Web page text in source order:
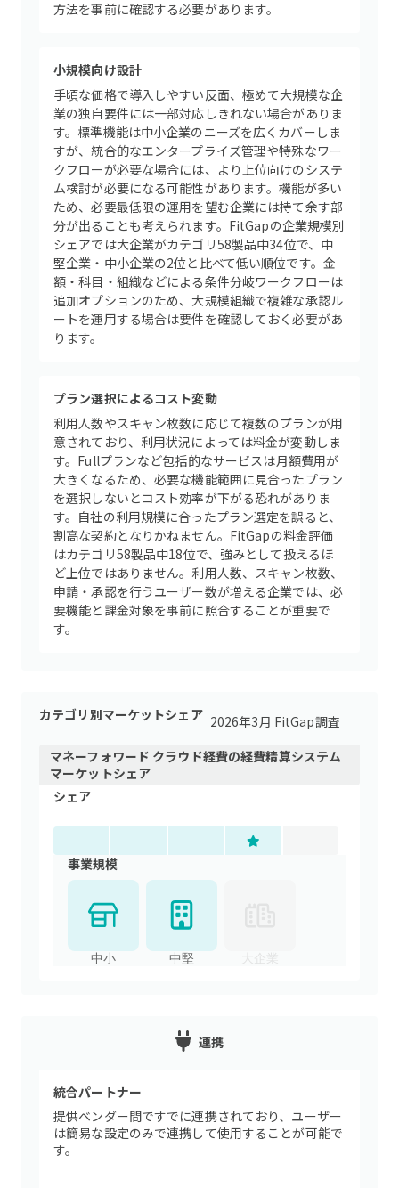
方法を事前に確認する必要があります。
小規模向け設計
手頃な価格で導入しやすい反面、極めて大規模な企
業の独自要件には一部対応しきれない場合がありま
す。標準機能は中小企業のニーズを広くカバーしま
すが、統合的なエンタープライズ管理や特殊なワー
クフローが必要な場合には、より上位向けのシステ
ム検討が必要になる可能性があります。機能が多い
ため、必要最低限の運用を望む企業には持て余す部
分が出ることも考えられます。FitGapの企業規模別
シェアでは大企業がカテゴリ58製品中34位で、中
堅企業・中小企業の2位と比べて低い順位です。金
額・科目・組織などによる条件分岐ワークフローは
追加オプションのため、大規模組織で複雑な承認ル
ートを運用する場合は要件を確認しておく必要があ
ります。
プラン選択によるコスト変動
利用人数やスキャン枚数に応じて複数のプランが用
意されており、利用状況によっては料金が変動しま
す。Fullプランなど包括的なサービスは月額費用が
大きくなるため、必要な機能範囲に見合ったプラン
を選択しないとコスト効率が下がる恐れがありま
す。自社の利用規模に合ったプラン選定を誤ると、
割高な契約となりかねません。FitGapの料金評価
はカテゴリ58製品中18位で、強みとして扱えるほ
ど上位ではありません。利用人数、スキャン枚数、
申請・承認を行うユーザー数が増える企業では、必
要機能と課金対象を事前に照合することが重要で
す。
カテゴリ別マーケットシェア 2026年3月 FitGap調査
マネーフォワード クラウド経費の経費精算システム
マーケットシェア
シェア
事業規模
中小 中堅 大企業
連携
統合パートナー
提供ベンダー間ですでに連携されており、ユーザー
は簡易な設定のみで連携して使用することが可能で
す。